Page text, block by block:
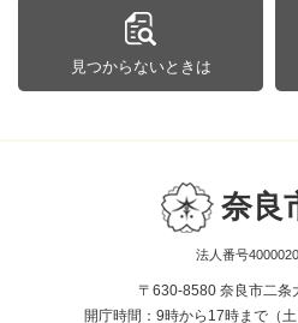
見つからないときは
奈良
法人番号
〒630-8580 奈良市二条
開庁時間：9時から17時まで（土